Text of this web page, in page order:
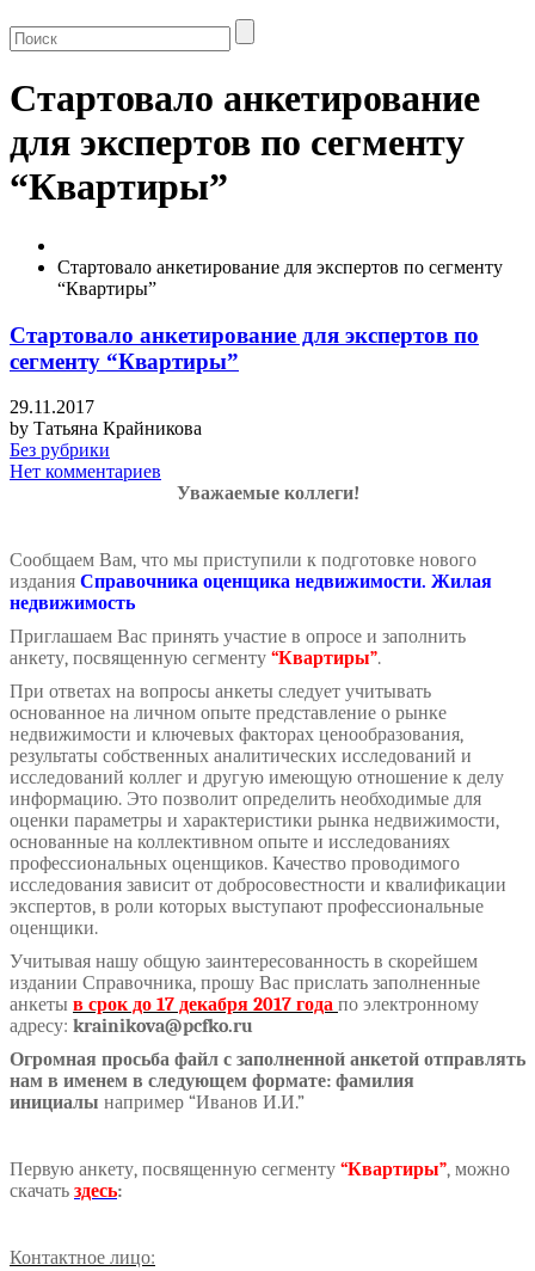
Стартовало анкетирование
для экспертов по сегменту
“Квартиры”
Стартовало анкетирование для экспертов по сегменту
“Квартиры”
Стартовало анкетирование для экспертов по
сегменту “Квартиры”
29.11.2017
by Татьяна Крайникова
Без рубрики
Нет комментариев
Уважаемые коллеги!
Сообщаем Вам, что мы приступили к подготовке нового
издания Справочника оценщика недвижимости. Жилая
недвижимость
Приглашаем Вас принять участие в опросе и заполнить
анкету, посвященную сегменту “Квартиры”.
При ответах на вопросы анкеты следует учитывать
основанное на личном опыте представление о рынке
недвижимости и ключевых факторах ценообразования,
результаты собственных аналитических исследований и
исследований коллег и другую имеющую отношение к делу
информацию. Это позволит определить необходимые для
оценки параметры и характеристики рынка недвижимости,
основанные на коллективном опыте и исследованиях
профессиональных оценщиков. Качество проводимого
исследования зависит от добросовестности и квалификации
экспертов, в роли которых выступают профессиональные
оценщики.
Учитывая нашу общую заинтересованность в скорейшем
издании Справочника, прошу Вас прислать заполненные
анкеты в срок до 17 декабря 2017 года по электронному
адресу: krainikova@pcfko.ru
Огромная просьба файл с заполненной анкетой отправлять
нам в именем в следующем формате: фамилия
инициалы например “Иванов И.И.”
Первую анкету, посвященную сегменту “Квартиры”, можно
скачать здесь:
Контактное лицо: